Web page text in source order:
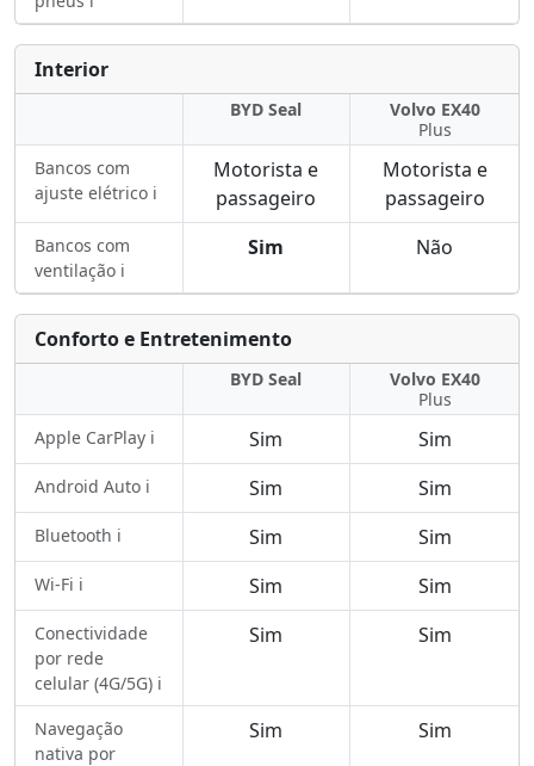
Interior
BYD Seal
Volvo EX40
Plus
Bancos com
ajuste elétrico ℹ️
Motorista e
passageiro
Motorista e
passageiro
Bancos com
ventilação ℹ️
Sim Não
Conforto e Entretenimento
BYD Seal
Volvo EX40
Plus
Apple CarPlay ℹ️
Sim Sim
Android Auto ℹ️ Sim Sim
Bluetooth ℹ️ Sim Sim
Wi-Fi ℹ️ Sim Sim
Conectividade
por rede
celular (4G/5G) ℹ️
Sim Sim
Navegação
nativa por
Sim Sim